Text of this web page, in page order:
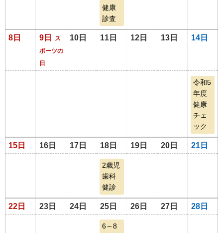
健康
診査
8日 9日
ス
ポーツの
日
10日 11日 12日 13日 14日
令和5
年度
健康
チェ
ック
15日 16日 17日 18日 19日 20日 21日
2歳児
歯科
健診
22日 23日 24日 25日 26日 27日 28日
6～8